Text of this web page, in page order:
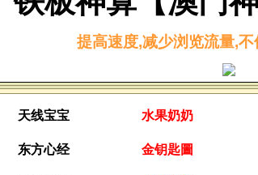
提高速度,减少浏览流量,
天线宝宝 水果奶奶
东方心经 金钥匙圖